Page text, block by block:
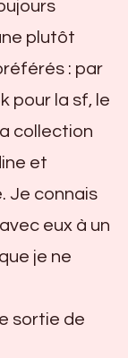
plutôt
: par
pour la sf, le
collection
et
Je connais
eux à un
je ne
sortie de